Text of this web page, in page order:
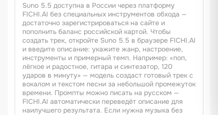
Suno 5.5 доступна в России через платформу
FICHI.AI без специальных инструментов обхода —
достаточно зарегистрироваться на сайте и
пополнить баланс российской картой. Чтобы
создать трек, откройте Suno 5.5 в браузере FICHI.AI
и введите описание: укажите жанр, настроение,
инструменты и примерный темп. Например: «поп,
лёгкое и радостное, гитара и синтезатор, 120
ударов в минуту» — модель создаст готовый трек с
вокалом и текстом песни за небольшой промежуток
времени. Промпты можно писать на русском —
FICHI.AI автоматически переведёт описание для
наилучшего результата. Если нужна музыка без